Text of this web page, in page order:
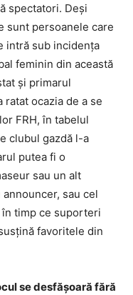
spectatori. Deşi
sunt persoanele care
intră sub incidenţa
feminin din această
şi primarul
ratat ocazia de a se
FRH, în tabelul
clubul gazdă l-a
putea fi o
sau un alt
sau cel
în timp ce suporteri
favoritele din
se desfăşoară fără